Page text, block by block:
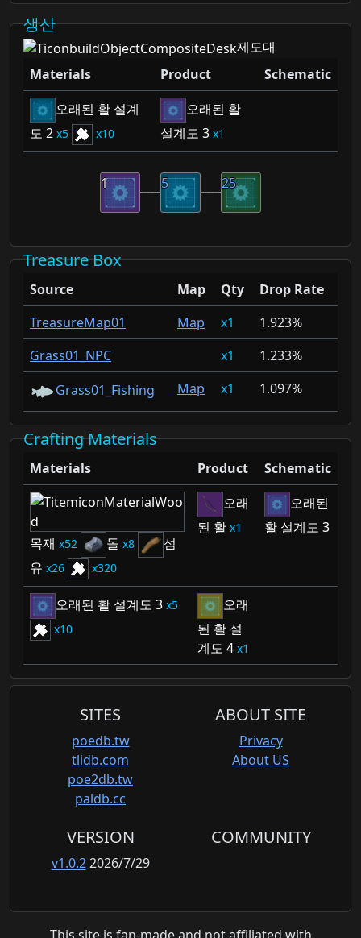
생산
제도대
Materials
Product
Schematic
오래된 활 설계
도 2
5 10
오래된 활
설계도 3
1
25
5
1
Treasure Box
Source Map Qty
Drop Rate
TreasureMap01
Map 1
1.923%
Grass01_NPC
1
1.233%
Grass01_Fishing
Map 1 1.097%
Crafting Materials
Materials Product Schematic
목재 52 돌 8
섬
유
26 320
오래
된 활
1
오래된
활 설계도 3
오래된 활 설계도 3
5
10
오래
된 활 설
계도 4
1
SITES
poedb.tw
tlidb.com
poe2db.tw
paldb.cc
ABOUT SITE
Privacy
About US
VERSION
v1.0.22026/7/29
COMMUNITY